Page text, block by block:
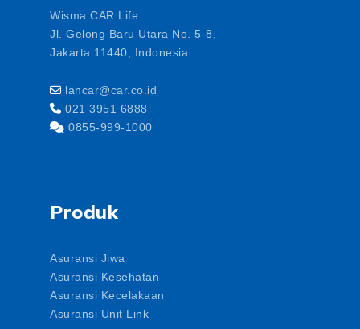
Wisma CAR Life
Jl. Gelong Baru Utara No. 5-8,
Jakarta 11440, Indonesia
lancar@car.co.id
021 3951 6888
0855-999-1000
Produk
Asuransi Jiwa
Asuransi Kesehatan
Asuransi Kecelakaan
Asuransi Unit Link